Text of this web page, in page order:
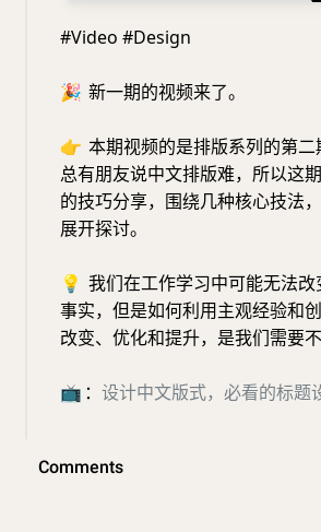
#Video #Design
🎉 新一期的视频来了。
👉 本期视频的是排版系列的第
总有朋友说中文排版难，所以这
的技巧分享，围绕几种核心技法
展开探讨。
💡 我们在工作学习中可能无法
事实，但是如何利用主观经验和
改变、优化和提升，是我们需要
📺 ： 设计中文版式，必看的标题